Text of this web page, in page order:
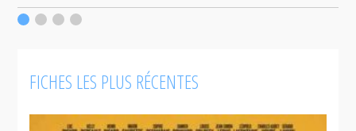
FICHES LES PLUS RÉCENTES